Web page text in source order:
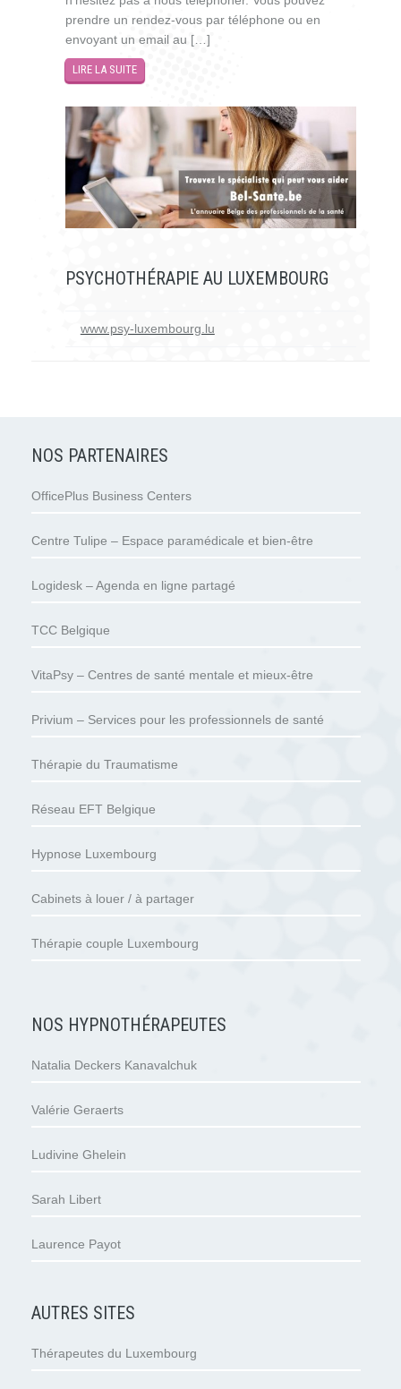
prendre un rendez-vous par téléphone ou en
envoyant un email au […]
LIRE LA SUITE
PSYCHOTHÉRAPIE AU LUXEMBOURG
www.psy-luxembourg.lu
NOS PARTENAIRES
OfficePlus Business Centers
Centre Tulipe – Espace paramédicale et bien-être
Logidesk – Agenda en ligne partagé
TCC Belgique
VitaPsy – Centres de santé mentale et mieux-être
Privium – Services pour les professionnels de santé
Thérapie du Traumatisme
Réseau EFT Belgique
Hypnose Luxembourg
Cabinets à louer / à partager
Thérapie couple Luxembourg
NOS HYPNOTHÉRAPEUTES
Natalia Deckers Kanavalchuk
Valérie Geraerts
Ludivine Ghelein
Sarah Libert
Laurence Payot
AUTRES SITES
Thérapeutes du Luxembourg